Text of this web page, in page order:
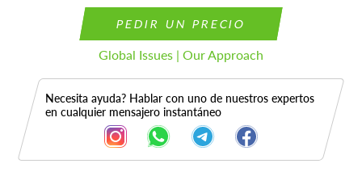
PEDIR UN PRECIO
Global Issues | Our Approach
Necesita ayuda? Hablar con uno de nuestros expertos
en cualquier mensajero instantáneo